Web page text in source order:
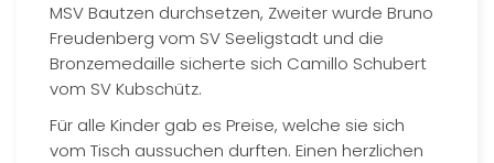
MSV Bautzen durchsetzen, Zweiter wurde Bruno
Freudenberg vom SV Seeligstadt und die
Bronzemedaille sicherte sich Camillo Schubert
vom SV Kubschütz.
Für alle Kinder gab es Preise, welche sie sich
vom Tisch aussuchen durften. Einen herzlichen